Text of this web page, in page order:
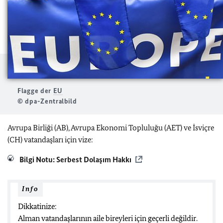
Flagge der EU
© dpa-Zentralbild
Avrupa Birliği (AB), Avrupa Ekonomi Topluluğu (AET) ve İsviçre
(CH) vatandaşları için vize:
Bilgi Notu: Serbest Dolaşım Hakkı
Info
Dikkatinize:
Alman vatandaşlarının aile bireyleri için geçerli değildir.